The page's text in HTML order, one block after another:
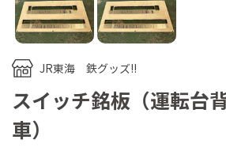
JR東海 鉄グッズ!!
スイッチ銘板（運転台
車）